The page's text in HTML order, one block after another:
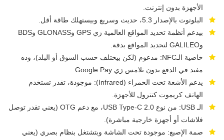
الأجهزة بدون إنترنت.
البلوتوث بالإصدار 5.3، حديث وسريع وبيستهلك طاقة أقل.
بيدعم أنظمة تحديد المواقع العالمية زي GPS وGLONASS وBDS
وGALILEO لتحديد المواقع بدقة.
خاصية الـNFC: مدعوم (لكن بيختلف حسب السوق أو البلد)، وده
مفيد في الدفع بدون تلامس زي Google Pay.
يدعم الأشعة تحت الحمراء (Infrared): موجودة، تقدر تستخدم
الهاتف كريموت كنترول للأجهزة.
الـ USB: من نوع USB Type-C 2.0، مع دعم OTG (يعني تقدر توصل
فلاشات أو أجهزة خارجية مباشرة).
صمة الإصبع: موجودة تحت الشاشة وبتشتغل بنظام بصري (يعني